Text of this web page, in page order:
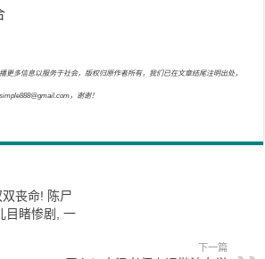
更多信息以服务于社会，版权归原作者所有，我们已在文章结尾注明出处，
，谢谢！
丧命! 陈尸
目睹惨剧, 一
下一篇